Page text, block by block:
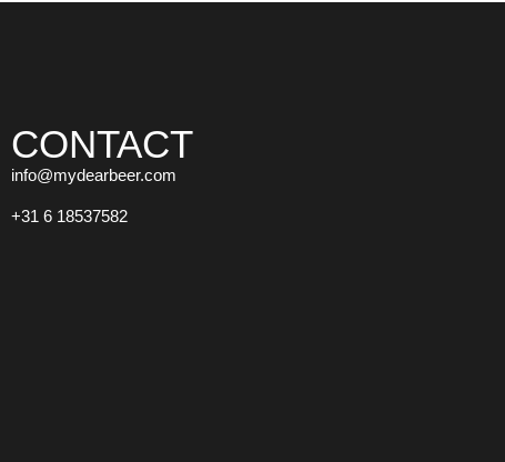
CONTACT
info@mydearbeer.com
+31 6 18537582